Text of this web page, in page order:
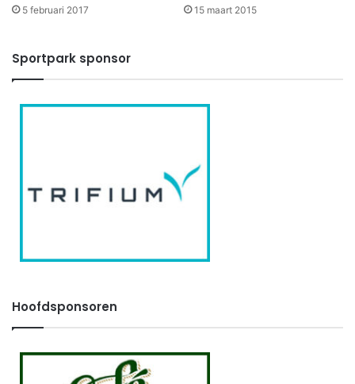
5 februari 2017 15 maart 2015
Sportpark sponsor
Hoofdsponsoren